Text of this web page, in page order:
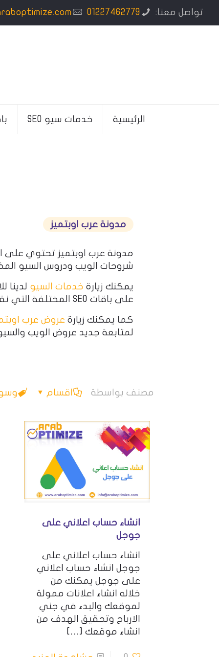
تواصل معنا: 01227462779
الرئيسية خدمات سيو SEO
مدونة عرب اوبتميز
مدونة عرب اوبتميز تحتوي على
شروحات الويب ودروس السيو
يمكنك زيارة خدمات السيو لدينا
على باقات SEO المختلفة التي نقدمها.
كما يمكنك زيارة عروض عرب
لمتابعة جديد عروض الويب
مصنف بواسطة اقسام
انشاء حساب اعلاني على
جوجل
انشاء حساب اعلاني على
جوجل انشاء حساب اعلاني
على جوجل يمكنك من
خلاله انشاء اعلانات ممولة
لموقعك والبدء في جني
الارباح وتحقيق الهدف من
انشاء موقعك […]